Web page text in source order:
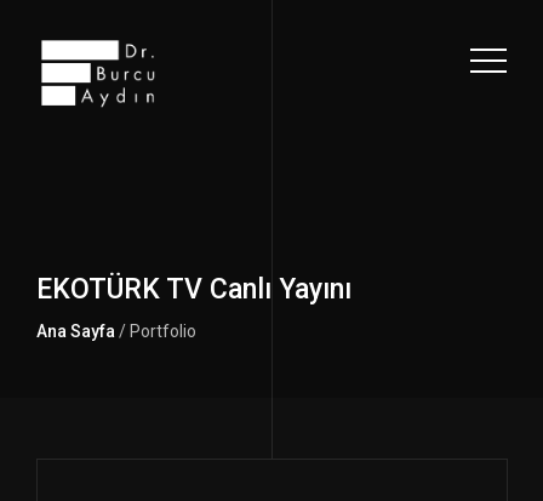
EKOTÜRK TV Canlı Yayını
Ana Sayfa / Portfolio